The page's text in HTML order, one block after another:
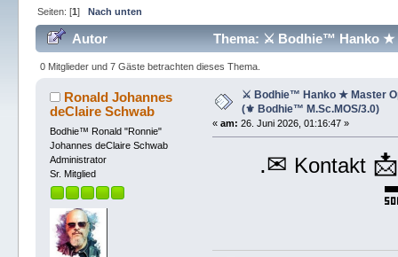
Seiten: [1] Nach unten
Autor
Thema: ⚔ Bodhie™ Hanko ★
(Gelesen 150 mal)
0 Mitglieder und 7 Gäste betrachten dieses Thema.
Ronald Johannes
deClaire Schwab
Bodhie™ Ronald "Ronnie"
Johannes deClaire Schwab
Administrator
Sr. Mitglied
⚔ Bodhie™ Hanko ★ Master
(⚜ Bodhie™ M.Sc.MOS/3.0)
«am: 26. Juni 2026, 01:16:47 »
.✉ Kontakt